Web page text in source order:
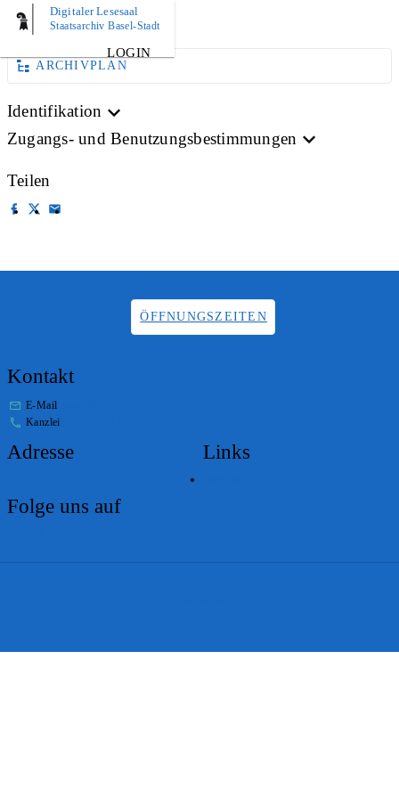
Digitaler Lesesaal
Staatsarchiv Basel-Stadt
LOGIN
AKTE
ARCHIVPLAN
Identifikation
Zugangs- und Benutzungsbestimmungen
Teilen
ÖFFNUNGSZEITEN
Kontakt
E-Mail
Kanzlei
Adresse Links
Folge uns auf